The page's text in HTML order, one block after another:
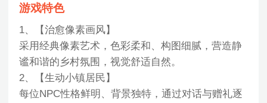
游戏特色
1、【治愈像素画风】
采用经典像素艺术，色彩柔和、构图细腻，营造静
谧和谐的乡村氛围，视觉舒适自然。
2、【生动小镇居民】
每位NPC性格鲜明、背景独特，通过对话与赠礼逐